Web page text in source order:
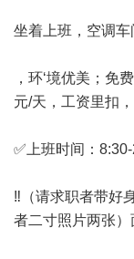
坐着上班，空调车
，环‘境优美；免
元/天，工资里扣
✅上班时间：8:30-
‼️（请求职者带好
者二寸照片两张